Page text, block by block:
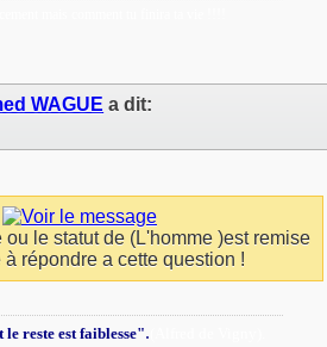
WAGUE a dit:
le statut de (L'homme )est remise
répondre a cette question !
reste est faiblesse".